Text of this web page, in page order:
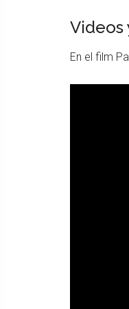
Videos
En el film